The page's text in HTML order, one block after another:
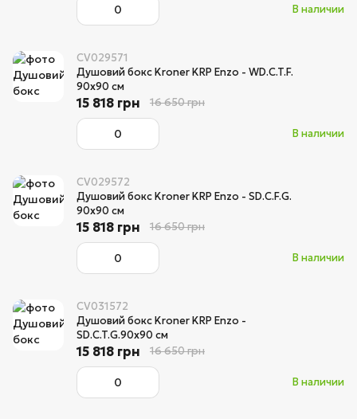
В наличии
CV029571
Душовий бокс Kroner KRP Enzo - WD.C.T.F.
90x90 cм
В наличии
15 818 грн 16 650 грн
CV029572
Душовий бокс Kroner KRP Enzo - SD.C.F.G.
90x90 см
В наличии
15 818 грн 16 650 грн
CV031572
Душовий бокс Kroner KRP Enzo -
SD.C.T.G.90x90 см
В наличии
15 818 грн 16 650 грн